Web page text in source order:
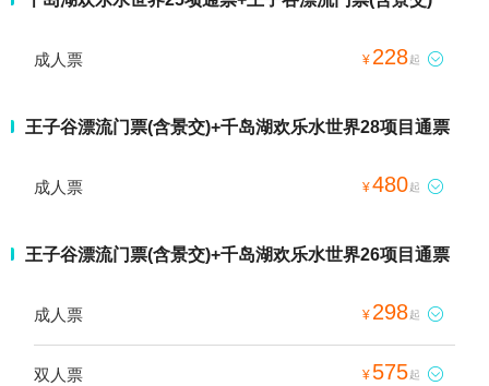
成人票 ¥ 228起 
王子谷漂流门票(含景交)+千岛湖欢乐水世界28项目通票
成人票 ¥480起 
王子谷漂流门票(含景交)+千岛湖欢乐水世界26项目通票
成人票 ¥ 298起 
双人票 ¥ 575起 